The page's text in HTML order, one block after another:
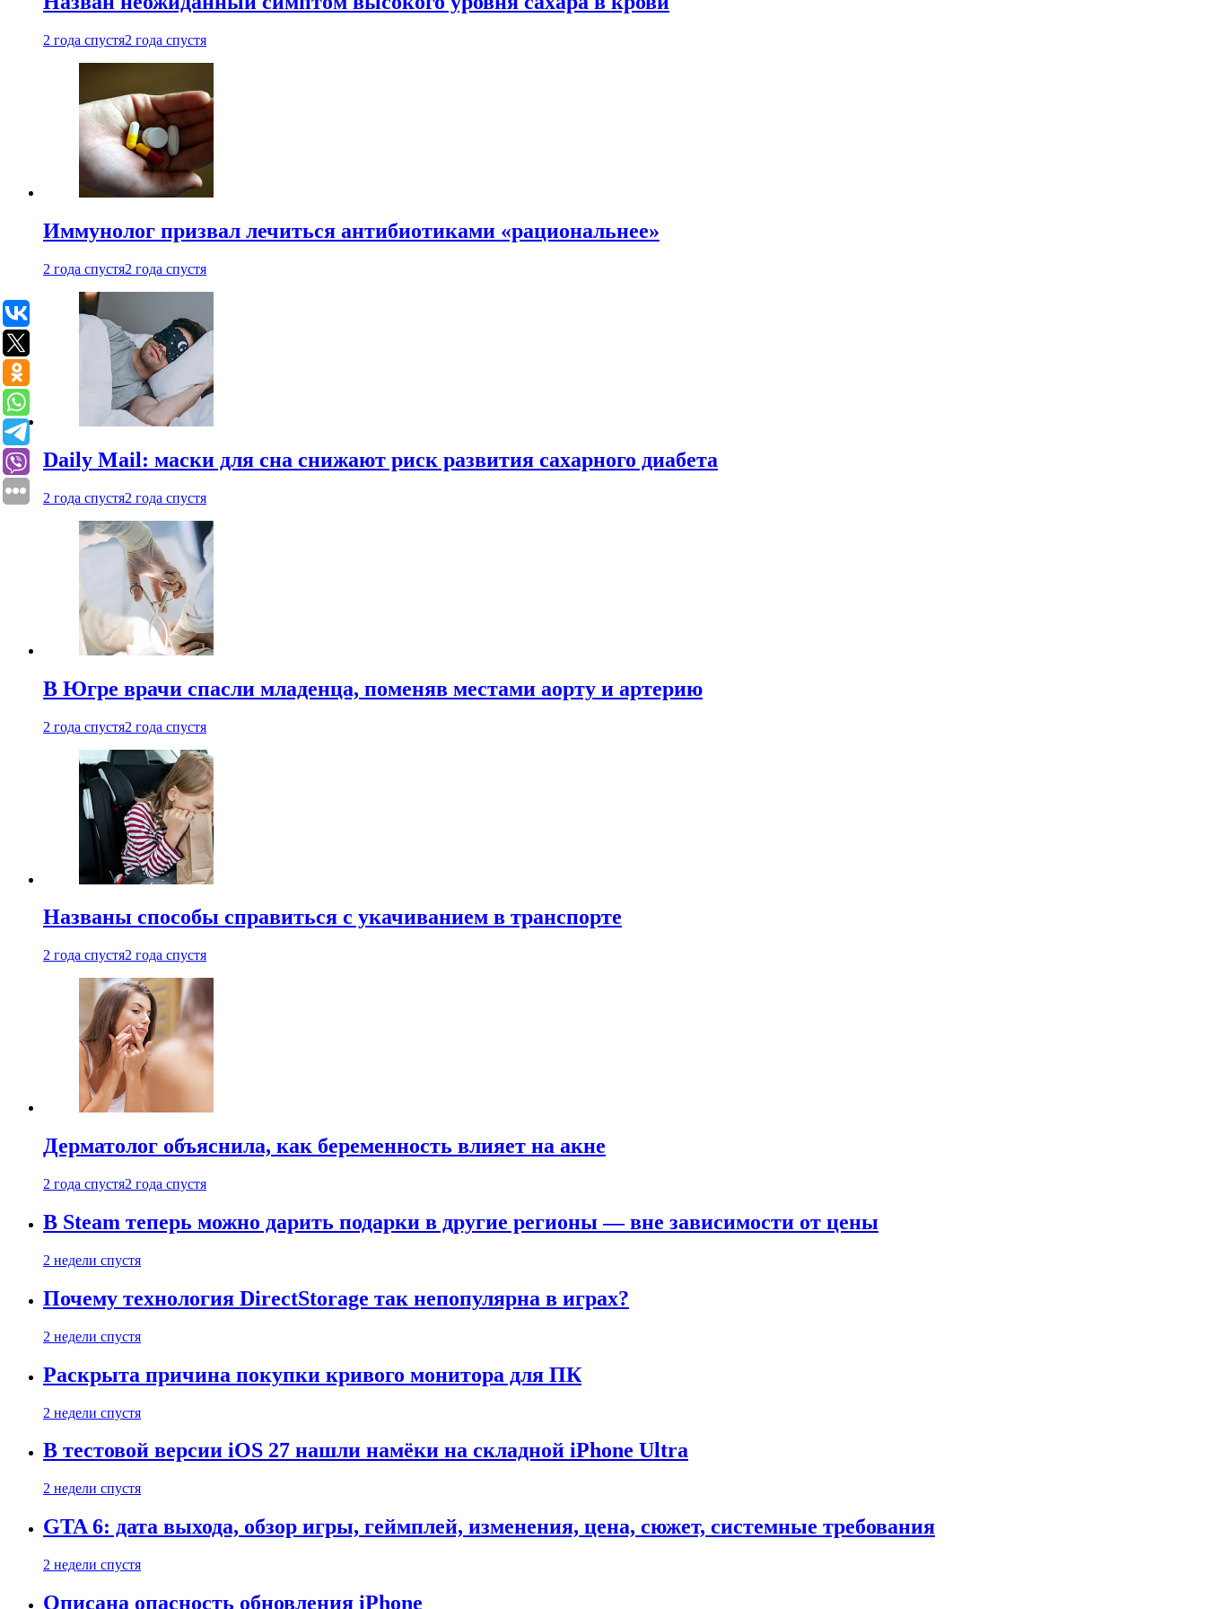
2 года спустя2 года спустя
Иммунолог призвал лечиться антибиотиками «рациональнее»
2 года спустя2 года спустя
Daily Mail: маски для сна снижают риск развития сахарного диабета
2 года спустя2 года спустя
В Югре врачи спасли младенца, поменяв местами аорту и артерию
2 года спустя2 года спустя
Названы способы справиться с укачиванием в транспорте
2 года спустя2 года спустя
Дерматолог объяснила, как беременность влияет на акне
2 года спустя2 года спустя
В Steam теперь можно дарить подарки в другие регионы — вне зависимости от цены
2 недели спустя
Почему технология DirectStorage так непопулярна в играх?
2 недели спустя
Раскрыта причина покупки кривого монитора для ПК
2 недели спустя
В тестовой версии iOS 27 нашли намёки на складной iPhone Ultra
2 недели спустя
GTA 6: дата выхода, обзор игры, геймплей, изменения, цена, сюжет, системные требования
2 недели спустя
Описана опасность обновления iPhone